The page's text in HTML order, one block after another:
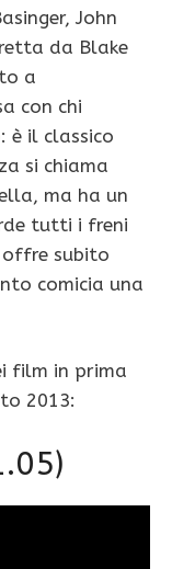
John
da Blake
a
con chi
è il classico
si chiama
ma ha un
tutti i freni
offre subito
comicia una
film in prima
2013: